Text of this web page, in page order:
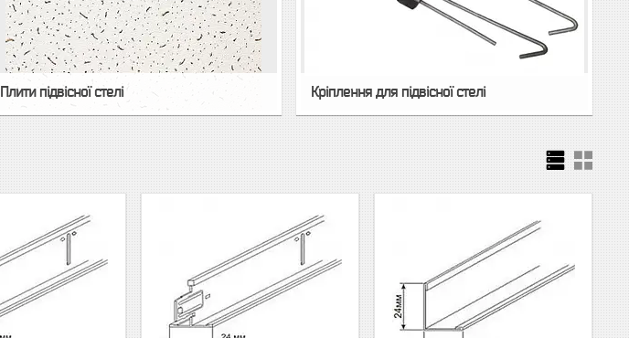
Плити підвісної стелі Кріплення для підвісної стелі